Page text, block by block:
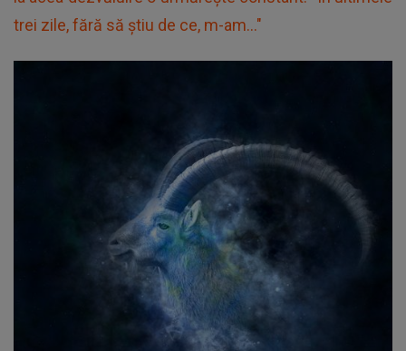
trei zile, fără să știu de ce, m-am..."